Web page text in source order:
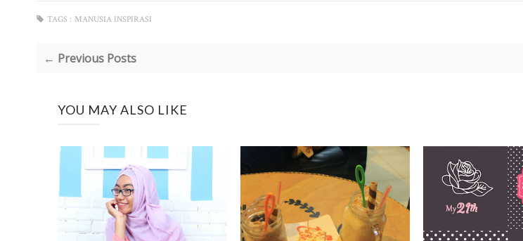
TAGS : MANUSIA INSPIRASI
← Previous Posts
YOU MAY ALSO LIKE